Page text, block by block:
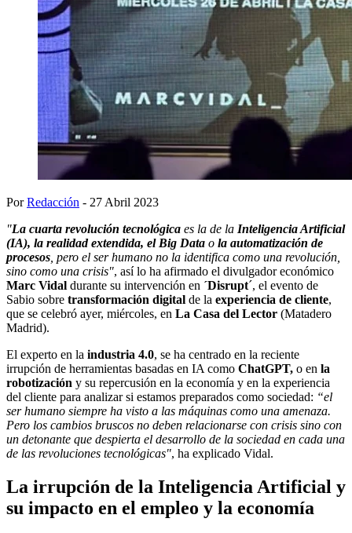
PorRedacción - 27 Abril 2023
"La cuarta revolución tecnológica es la de la Inteligencia Artificial
(IA), la realidad extendida, el Big Data o la automatización de
procesos , pero el ser humano no la identifica como una revolución,
sino como una crisis", así lo ha afirmado el divulgador económico
Marc Vidal durante su intervención en ´Disrupt´, el evento de
Sabio sobre transformación digital de la experiencia de cliente,
que se celebró ayer, miércoles, en La Casa del Lector (Matadero
Madrid).
El experto en la industria 4.0, se ha centrado en la reciente
irrupción de herramientas basadas en IA como ChatGPT, o en la
robotización y su repercusión en la economía y en la experiencia
del cliente para analizar si estamos preparados como sociedad: “el
ser humano siempre ha visto a las máquinas como una amenaza.
Pero los cambios bruscos no deben relacionarse con crisis sino con
un detonante que despierta el desarrollo de la sociedad en cada una
de las revoluciones tecnológicas", ha explicado Vidal.
La irrupción de la Inteligencia Artificial y
su impacto en el empleo y la economía